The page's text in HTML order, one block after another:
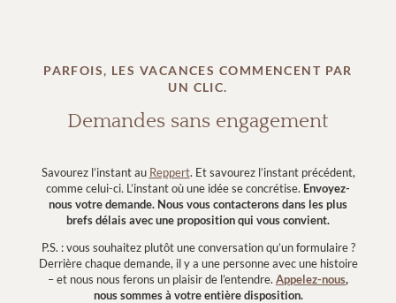
Demandes sans engagement
PARFOIS, LES VACANCES COMMENCENT PAR
UN CLIC.
Savourez l’instant au Reppert. Et savourez l’instant précédent,
comme celui-ci. L’instant où une idée se concrétise. Envoyez-
nous votre demande. Nous vous contacterons dans les plus
brefs délais avec une proposition qui vous convient.
P.S. : vous souhaitez plutôt une conversation qu’un formulaire ?
Derrière chaque demande, il y a une personne avec une histoire
– et nous nous ferons un plaisir de l’entendre. Appelez-nous,
nous sommes à votre entière disposition.